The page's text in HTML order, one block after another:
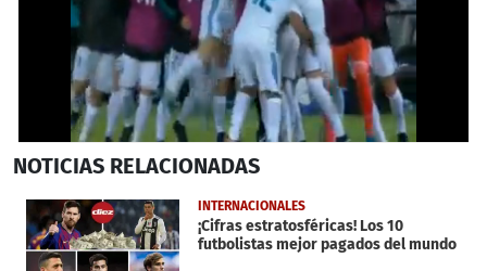
seconds
39
seconds
NOTICIAS RELACIONADAS
INTERNACIONALES
¡Cifras estratosféricas! Los 10
futbolistas mejor pagados del mundo